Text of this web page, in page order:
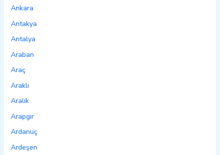
Ankara
Antakya
Antalya
Araban
Araç
Araklı
Aralık
Arapgir
Ardanuç
Ardeşen